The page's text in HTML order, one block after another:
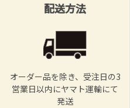
配送方法
オーダー品を除き、受注日の3
営業日以内にヤマト運輸にて
発送